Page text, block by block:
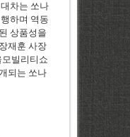
차는 쏘나
하며 역동
상품성을
재훈 사장
모빌리티쇼
되는 쏘나